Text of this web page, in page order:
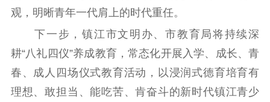
观，明晰青年一代肩上的时代重任。
下一步，镇江市文明办、市教育局将持续深
耕“八礼四仪”养成教育，常态化开展入学、成长、青
春、成人四场仪式教育活动，以浸润式德育培育有
理想、敢担当、能吃苦、肯奋斗的新时代镇江青少